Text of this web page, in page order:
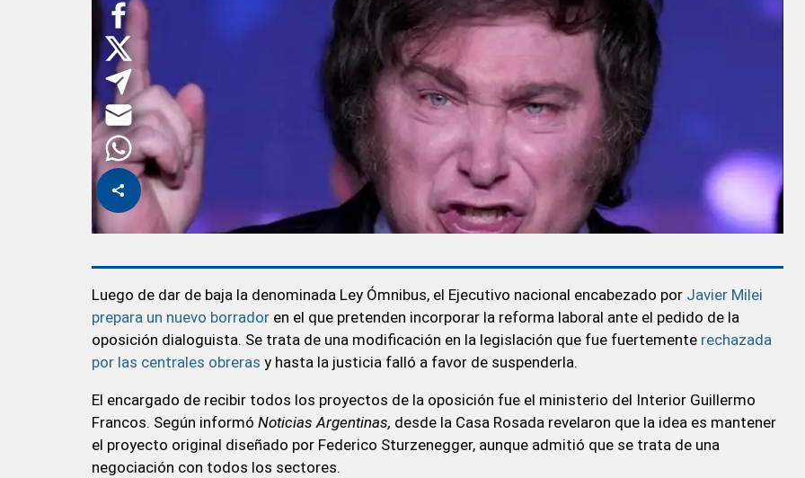
Luego de dar de baja la denominada Ley Ómnibus, el Ejecutivo nacional encabezado por Javier Milei
prepara un nuevo borrador en el que pretenden incorporar la reforma laboral ante el pedido de la
oposición dialoguista. Se trata de una modificación en la legislación que fue fuertemente rechazada
por las centrales obreras y hasta la justicia falló a favor de suspenderla.
El encargado de recibir todos los proyectos de la oposición fue el ministerio del Interior Guillermo
Francos. Según informó Noticias Argentinas, desde la Casa Rosada revelaron que la idea es mantener
el proyecto original diseñado por Federico Sturzenegger, aunque admitió que se trata de una
negociación con todos los sectores.